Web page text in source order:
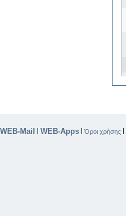
WEB-Mail | WEB-Apps |Όροι χρήσης |